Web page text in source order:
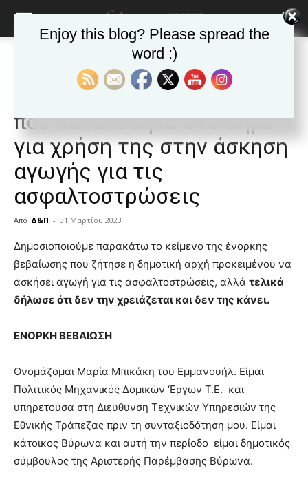
Ανακοινώσεις - Δελτία τύπου
Ανακοινώσεις - Δελτία τύπου Δημοφιλή άρθρα
ΑΡ.ΠΑ: ΄Ενορκη βεβαίωση
που κατατέθηκε στο δήμο
για χρήση της στην άσκηση
αγωγής για τις
ασφαλτοστρώσεις
Από Δ&Π - 31 Μαρτίου 2023
blonde
lesbians
very
hot
cam
xxx
teaches
you
the
meaning
of
pain.
pornhun
Δημοσιοποιούμε παρακάτω το κείμενο της ένορκης
βεβαίωσης που ζήτησε η δημοτική αρχή προκειμένου να
ασκήσει αγωγή για τις ασφαλτοστρώσεις, αλλά τελικά
δήλωσε ότι δεν την χρειάζεται και δεν της κάνει.
ΕΝΟΡΚΗ ΒΕΒΑΙΩΣΗ
Ονομάζομαι Μαρία Μπικάκη του Εμμανουήλ. Είμαι
Πολιτικός Μηχανικός Δομικών ‘Εργων Τ.Ε. και
υπηρετούσα στη Διεύθυνση Τεχνικών Υπηρεσιών της
Εθνικής Τράπεζας πριν τη συνταξιοδότηση μου. Είμαι
κάτοικος Βύρωνα και αυτή την περίοδο είμαι δημοτικός
σύμβουλος της Αριστερής Παρέμβασης Βύρωνα.
Enjoy this blog? Please spread the
word :)